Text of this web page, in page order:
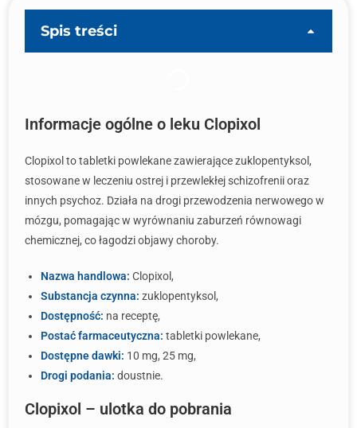
Spis treści
Informacje ogólne o leku Clopixol
Clopixol to tabletki powlekane zawierające zuklopentyksol,
stosowane w leczeniu ostrej i przewlekłej schizofrenii oraz
innych psychoz. Działa na drogi przewodzenia nerwowego w
mózgu, pomagając w wyrównaniu zaburzeń równowagi
chemicznej, co łagodzi objawy choroby.
Nazwa handlowa: Clopixol,
Substancja czynna: zuklopentyksol,
Dostępność: na receptę,
Postać farmaceutyczna: tabletki powlekane,
Dostępne dawki: 10 mg, 25 mg,
Drogi podania: doustnie.
Clopixol – ulotka do pobrania